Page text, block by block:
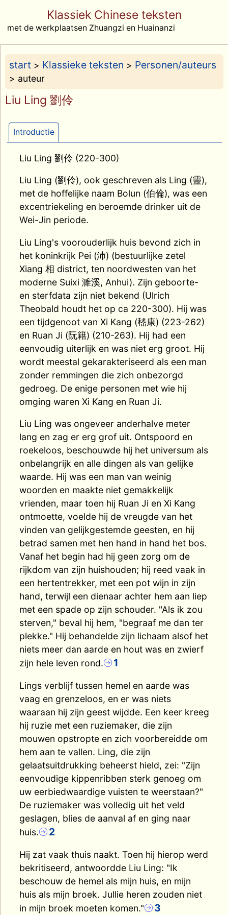
Klassiek Chinese teksten
met de werkplaatsen Zhuangzi en Huainanzi
start > Klassieke teksten > Personen/auteurs
> auteur
Liu Ling 劉伶
Introductie
Liu Ling 劉伶 (220-300)
Liu Ling (劉伶), ook geschreven als Ling (靈),
met de hoffelijke naam Bolun (伯倫), was een
excentriekeling en beroemde drinker uit de
Wei-Jin periode.
Liu Ling's voorouderlijk huis bevond zich in
het koninkrijk Pei (沛) (bestuurlijke zetel
Xiang 相 district, ten noordwesten van het
moderne Suixi 濉溪, Anhui). Zijn geboorte-
en sterfdata zijn niet bekend (Ulrich
Theobald houdt het op ca 220-300). Hij was
een tijdgenoot van Xi Kang (嵇康) (223-262)
en Ruan Ji (阮籍) (210-263). Hij had een
eenvoudig uiterlijk en was niet erg groot. Hij
wordt meestal gekarakteriseerd als een man
zonder remmingen die zich onbezorgd
gedroeg. De enige personen met wie hij
omging waren Xi Kang en Ruan Ji.
Liu Ling was ongeveer anderhalve meter
lang en zag er erg grof uit. Ontspoord en
roekeloos, beschouwde hij het universum als
onbelangrijk en alle dingen als van gelijke
waarde. Hij was een man van weinig
woorden en maakte niet gemakkelijk
vrienden, maar toen hij Ruan Ji en Xi Kang
ontmoette, voelde hij de vreugde van het
vinden van gelijkgestemde geesten, en hij
betrad samen met hen hand in hand het bos.
Vanaf het begin had hij geen zorg om de
rijkdom van zijn huishouden; hij reed vaak in
een hertentrekker, met een pot wijn in zijn
hand, terwijl een dienaar achter hem aan liep
met een spade op zijn schouder. "Als ik zou
sterven," beval hij hem, "begraaf me dan ter
plekke." Hij behandelde zijn lichaam alsof het
niets meer dan aarde en hout was en zwierf
zijn hele leven rond.
1
Lings verblijf tussen hemel en aarde was
vaag en grenzeloos, en er was niets
waaraan hij zijn geest wijdde. Een keer kreeg
hij ruzie met een ruziemaker, die zijn
mouwen opstropte en zich voorbereidde om
hem aan te vallen. Ling, die zijn
gelaatsuitdrukking beheerst hield, zei: "Zijn
eenvoudige kippenribben sterk genoeg om
uw eerbiedwaardige vuisten te weerstaan?"
De ruziemaker was volledig uit het veld
geslagen, blies de aanval af en ging naar
huis.
2
Hij zat vaak thuis naakt. Toen hij hierop werd
bekritiseerd, antwoordde Liu Ling: "Ik
beschouw de hemel als mijn huis, en mijn
huis als mijn broek. Jullie heren zouden niet
in mijn broek moeten komen."
3